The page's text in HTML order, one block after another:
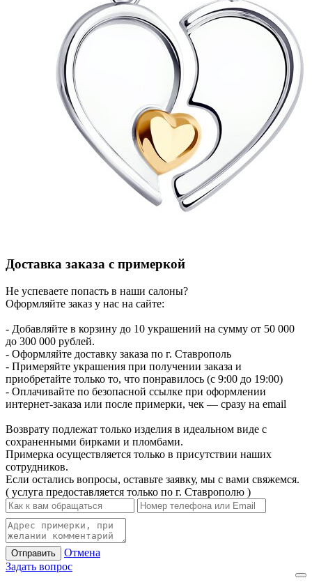
Доставка заказа с примеркой
Не успеваете попасть в наши салоны?
Оформляйте заказ у нас на сайте:
- Добавляйте в корзину до 10 украшений на сумму от 50 000
до 300 000 рублей.
- Оформляйте доставку заказа по г. Ставрополь
- Примеряйте украшения при получении заказа и
приобретайте только то, что понравилось (с 9:00 до 19:00)
- Оплачивайте по безопасной ссылке при оформлении
интернет-заказа или после примерки, чек — сразу на email
Возврату подлежат только изделия в идеальном виде с
сохраненными бирками и пломбами.
Примерка осуществляется только в присутствии наших
сотрудников.
Если остались вопросы, оставьте заявку, мы с вами свяжемся.
( услуга предоставляется только по г. Ставрополю )
Отправить
Отмена
Задать вопрос